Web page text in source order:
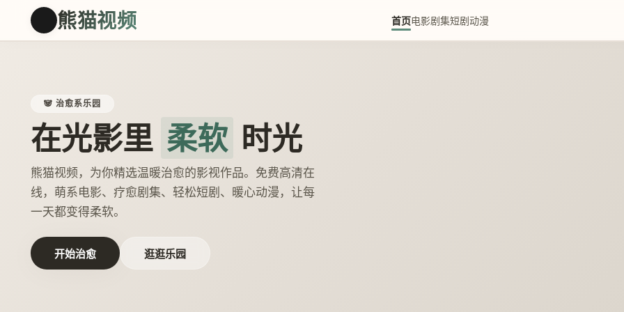
熊猫视频 首页电影剧集短剧动漫
🐼 治愈系乐园
在光影里 柔软 时光
熊猫视频，为你精选温暖治愈的影视作品。免费高清在
线，萌系电影、疗愈剧集、轻松短剧、暖心动漫，让每
一天都变得柔软。
开始治愈 逛逛乐园